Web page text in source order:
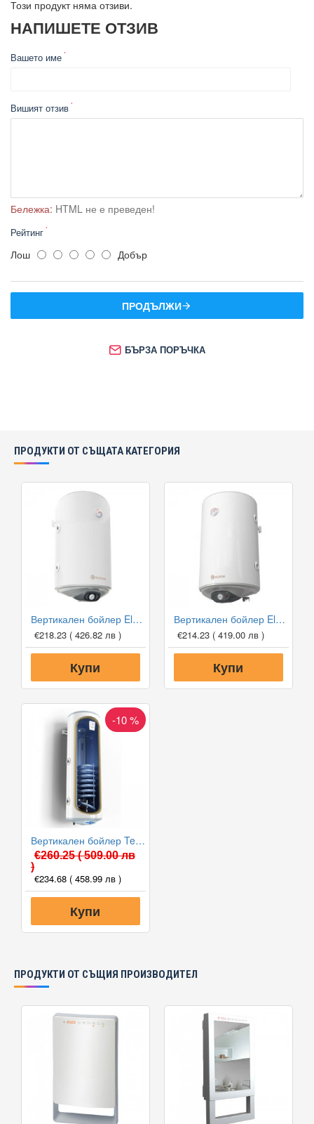
Този продукт няма отзиви.
НАПИШЕТЕ ОТЗИВ
Вашето име
Вишият отзив
Бележка: HTML не е преведен!
Рейтинг
Лош Добър
ПРОДЪЛЖИ
БЪРЗА ПОРЪЧКА
ПРОДУКТИ ОТ СЪЩАТА КАТЕГОРИЯ
Вертикален бойлер Eldom WV08046TLG 80л с лява серпентина
€218.23 ( 426.82 лв )
Купи
Вертикален бойлер Eldom WV08046TRG 80л с дясна серпентина
€214.23 ( 419.00 лв )
Купи
-10 %
Вертикален бойлер Tesy GCVSL 8038 30 B12 TSRP с лява серпентина
€260.25( 509.00 лв
)
€234.68 ( 458.99 лв )
Купи
ПРОДУКТИ ОТ СЪЩИЯ ПРОИЗВОДИТЕЛ